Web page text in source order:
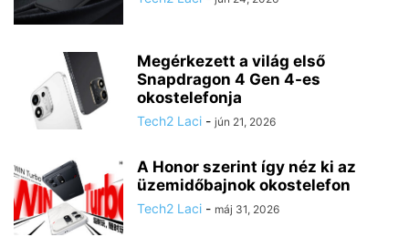
Megérkezett a világ első
Snapdragon 4 Gen 4-es
okostelefonja
Tech2 Laci - jún 21, 2026
A Honor szerint így néz ki az
üzemidőbajnok okostelefon
Tech2 Laci - máj 31, 2026